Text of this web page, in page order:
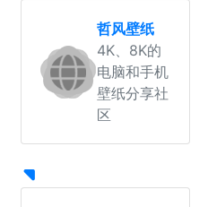
哲风壁纸
4K、8K的
电脑和手机
壁纸分享社
区